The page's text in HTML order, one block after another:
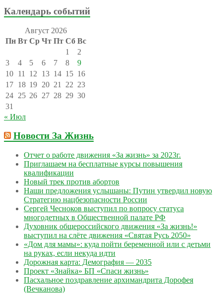
Календарь событий
Август 2026
Пн Вт Ср Чт Пт Сб Вс
1
2
3
4 5 6 7 8
9
10 11 12 13 14 15 16
17 18 19 20 21 22 23
24 25 26 27 28 29 30
31
« Июл
Новости За Жизнь
Отчет о работе движения «За жизнь» за 2023г.
Приглашаем на бесплатные курсы повышения
квалификации
Новый трек против абортов
Наши предложения услышаны: Путин утвердил новую
Стратегию нацбезопасности России
Сергей Чесноков выступил по вопросу статуса
многодетных в Общественной палате РФ
Духовник общероссийского движения «За жизнь!»
выступил на слёте движения «Святая Русь 2050»
«Дом для мамы»: куда пойти беременной или с детьми
на руках, если некуда идти
Дорожная карта: Демография — 2035
Проект «Знайка» БП «Спаси жизнь»
Пасхальное поздравление архимандрита Дорофея
(Вечканова)